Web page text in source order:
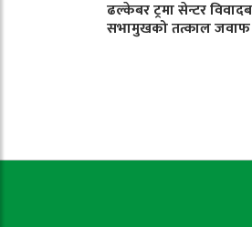
ढल्केबर ट्रमा सेन्टर
सभामुखको तत्काल जवाफ